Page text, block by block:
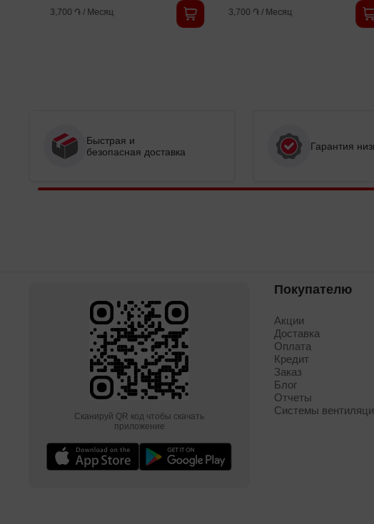
3,700 ֏ / Месяц 3,700 ֏ / Месяц
Быстрая и
безопасная доставка
Гарантия
Сканируй QR код чтобы скачать
приложение
Покупателю
Акции
Доставка
Оплата
Кредит
Заказ
Блог
Отчеты
Системы